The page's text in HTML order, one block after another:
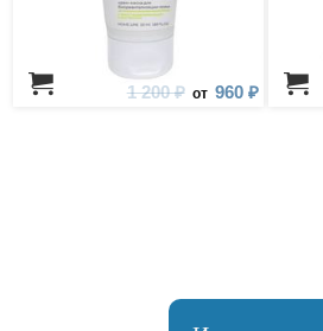
1 200 ₽ от 960 ₽